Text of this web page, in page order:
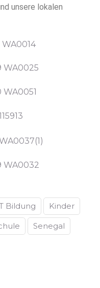
unsere lokalen
Bildung Kinder
Senegal